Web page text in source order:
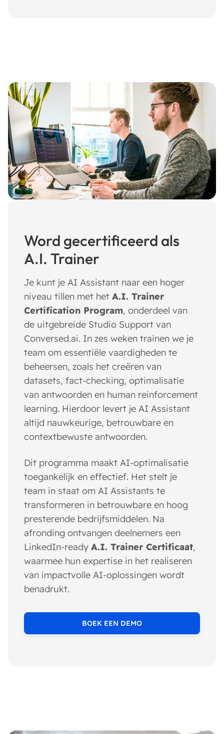
Word gecertificeerd als
A.I. Trainer
Je kunt je AI Assistant naar een hoger
niveau tillen met het A.I. Trainer
Certification Program, onderdeel van
de uitgebreide Studio Support van
Conversed.ai. In zes weken trainen we je
team om essentiële vaardigheden te
beheersen, zoals het creëren van
datasets, fact-checking, optimalisatie
van antwoorden en human reinforcement
learning. Hierdoor levert je AI Assistant
altijd nauwkeurige, betrouwbare en
contextbewuste antwoorden.
Dit programma maakt AI-optimalisatie
toegankelijk en effectief. Het stelt je
team in staat om AI Assistants te
transformeren in betrouwbare en hoog
presterende bedrijfsmiddelen. Na
afronding ontvangen deelnemers een
LinkedIn-ready A.I. Trainer Certificaat,
waarmee hun expertise in het realiseren
van impactvolle AI-oplossingen wordt
benadrukt.
BOEK EEN DEMO